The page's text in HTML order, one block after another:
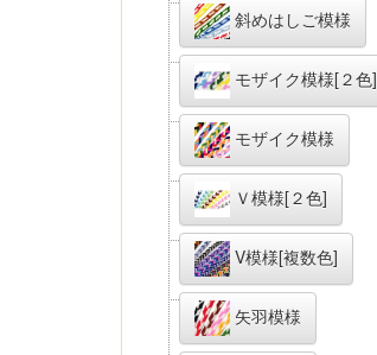
斜めはしご模様
モザイク模様[２色]
モザイク模様
Ｖ模様[２色]
V模様[複数色]
矢羽模様